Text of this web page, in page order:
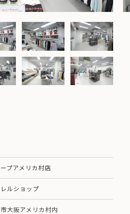
プアメリカ村店
ルショップ
大阪アメリカ村内